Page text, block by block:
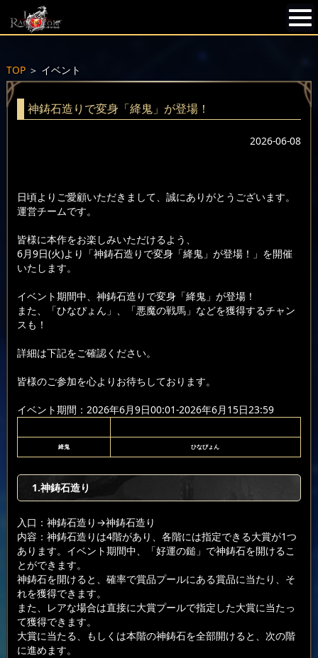
TOP＞ イベント
神鋳石造りで変身「絳鬼」が登場！
2026-06-08
日頃よりご愛顧いただきまして、誠にありがとうございます。
運営チームです。
皆様に本作をお楽しみいただけるよう、
6月9日(火)より「神鋳石造りで変身「絳鬼」が登場！」を開催
いたします。
イベント期間中、神鋳石造りで変身「絳鬼」が登場！
また、「ひなぴょん」、「悪魔の戦馬」などを獲得するチャン
スも！
詳細は下記をご確認ください。
皆様のご参加を心よりお待ちしております。
イベント期間：2026年6月9日00:01-2026年6月15日23:59
絳鬼 ひなぴょん
1.神鋳石造り
入口：神鋳石造り →神鋳石造り
内容：神鋳石造りは4階があり、各階には指定できる大賞が1つ
あります。イベント期間中、「好運の鎚」で神鋳石を開けるこ
とができます。
神鋳石を開けると、確率で賞品プールにある賞品に当たり、そ
れを獲得できます。
また、レアな場合は直接に大賞プールで指定した大賞に当たっ
て獲得できます。
大賞に当たる、もしくは本階の神鋳石を全部開けると、次の階
に進めます。